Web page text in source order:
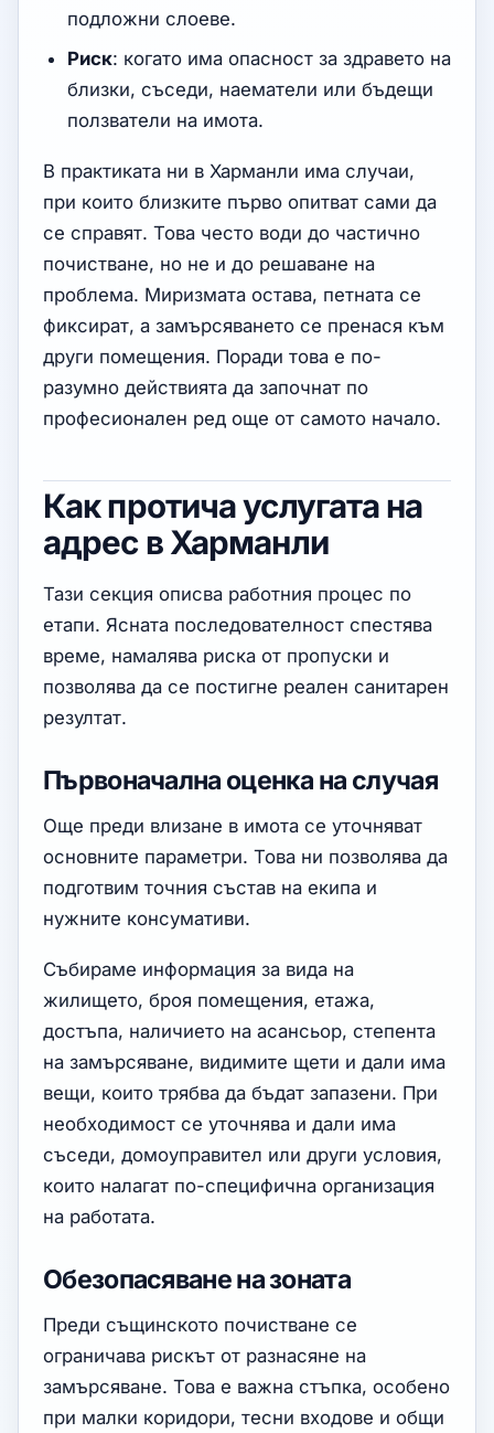
подложни слоеве.
Риск: когато има опасност за здравето на
близки, съседи, наематели или бъдещи
ползватели на имота.
В практиката ни в Харманли има случаи,
при които близките първо опитват сами да
се справят. Това често води до частично
почистване, но не и до решаване на
проблема. Миризмата остава, петната се
фиксират, а замърсяването се пренася към
други помещения. Поради това е по-
разумно действията да започнат по
професионален ред още от самото начало.
Как протича услугата на
адрес в Харманли
Тази секция описва работния процес по
етапи. Ясната последователност спестява
време, намалява риска от пропуски и
позволява да се постигне реален санитарен
резултат.
Първоначална оценка на случая
Още преди влизане в имота се уточняват
основните параметри. Това ни позволява да
подготвим точния състав на екипа и
нужните консумативи.
Събираме информация за вида на
жилището, броя помещения, етажа,
достъпа, наличието на асансьор, степента
на замърсяване, видимите щети и дали има
вещи, които трябва да бъдат запазени. При
необходимост се уточнява и дали има
съседи, домоуправител или други условия,
които налагат по-специфична организация
на работата.
Обезопасяване на зоната
Преди същинското почистване се
ограничава рискът от разнасяне на
замърсяване. Това е важна стъпка, особено
при малки коридори, тесни входове и общи